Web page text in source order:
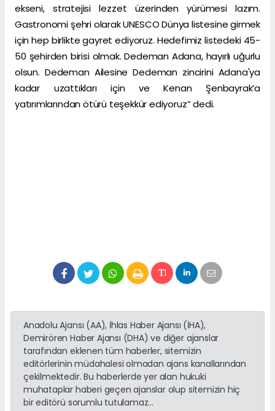
ekseni, stratejisi lezzet üzerinden yürümesi lazım.
Gastronomi şehri olarak UNESCO Dünya listesine girmek
için hep birlikte gayret ediyoruz. Hedefimiz listedeki 45-
50 şehirden birisi olmak. Dedeman Adana, hayırlı uğurlu
olsun. Dedeman Ailesine Dedeman zincirini Adana'ya
kadar uzattıkları için ve Kenan Şenbayrak’a
yatırımlarından ötürü teşekkür ediyoruz” dedi.
Anadolu Ajansı (AA), İhlas Haber Ajansı (İHA),
Demirören Haber Ajansı (DHA) ve diğer ajanslar
tarafından eklenen tüm haberler, sitemizin
editörlerinin müdahalesi olmadan ajans kanallarından
çekilmektedir. Bu haberlerde yer alan hukuki
muhataplar haberi geçen ajanslar olup sitemizin hiç
bir editörü sorumlu tutulamaz...